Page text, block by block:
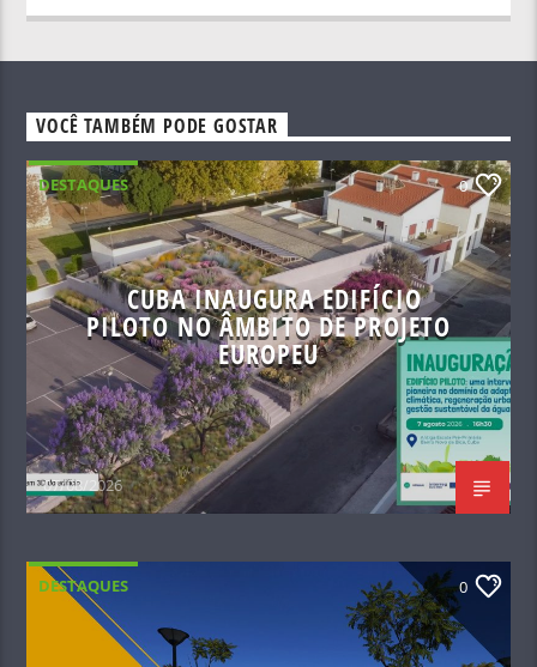
VOCÊ TAMBÉM PODE GOSTAR
DESTAQUES 0
CUBA INAUGURA EDIFÍCIO
PILOTO NO ÂMBITO DE PROJETO
EUROPEU
07/08/2026
DESTAQUES 0